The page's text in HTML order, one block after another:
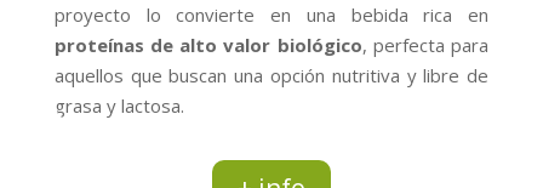
proyecto lo convierte en una bebida rica en
proteínas de alto valor biológico, perfecta para
aquellos que buscan una opción nutritiva y libre de
grasa y lactosa.